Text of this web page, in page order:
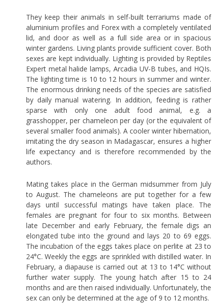
They keep their animals in self-built terrariums made of
aluminium profiles and Forex with a completely ventilated
lid, and door as well as a full side area or in spacious
winter gardens. Living plants provide sufficient cover. Both
sexes are kept individually. Lighting is provided by Reptiles
Expert metal halide lamps, Arcadia UV-B tubes, and HQIs.
The lighting time is 10 to 12 hours in summer and winter.
The enormous drinking needs of the species are satisfied
by daily manual watering. In addition, feeding is rather
sparse with only one adult food animal, e.g. a
grasshopper, per chameleon per day (or the equivalent of
several smaller food animals). A cooler winter hibernation,
imitating the dry season in Madagascar, ensures a higher
life expectancy and is therefore recommended by the
authors.
Mating takes place in the German midsummer from July
to August. The chameleons are put together for a few
days until successful matings have taken place. The
females are pregnant for four to six months. Between
late December and early February, the female digs an
elongated tube into the ground and lays 20 to 69 eggs.
The incubation of the eggs takes place on perlite at 23 to
24°C. Weekly the eggs are sprinkled with distilled water. In
February, a diapause is carried out at 13 to 14°C without
further water supply. The young hatch after 15 to 24
months and are then raised individually. Unfortunately, the
sex can only be determined at the age of 9 to 12 months.